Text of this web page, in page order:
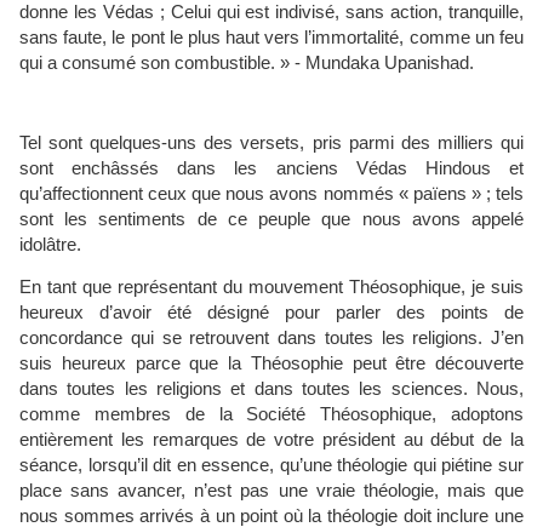
donne les Védas ; Celui qui est indivisé, sans action, tranquille,
sans faute, le pont le plus haut vers l’immortalité, comme un feu
qui a consumé son combustible. » - Mundaka Upanishad.
Tel sont quelques-uns des versets, pris parmi des milliers qui
sont enchâssés dans les anciens Védas Hindous et
qu’affectionnent ceux que nous avons nommés « païens » ; tels
sont les sentiments de ce peuple que nous avons appelé
idolâtre.
En tant que représentant du mouvement Théosophique, je suis
heureux d’avoir été désigné pour parler des points de
concordance qui se retrouvent dans toutes les religions. J’en
suis heureux parce que la Théosophie peut être découverte
dans toutes les religions et dans toutes les sciences. Nous,
comme membres de la Société Théosophique, adoptons
entièrement les remarques de votre président au début de la
séance, lorsqu’il dit en essence, qu’une théologie qui piétine sur
place sans avancer, n’est pas une vraie théologie, mais que
nous sommes arrivés à un point où la théologie doit inclure une